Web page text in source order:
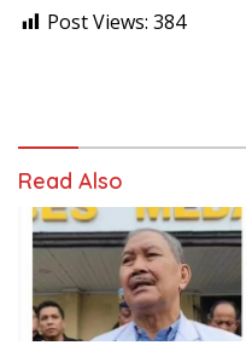
Post Views: 384
Read Also